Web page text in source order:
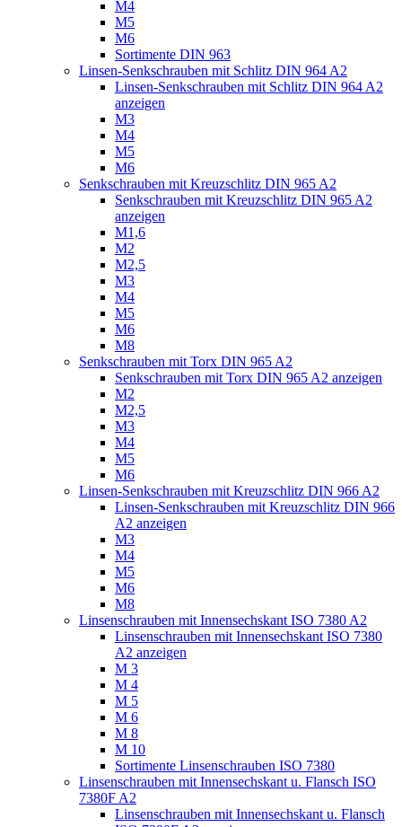
M4
M5
M6
Sortimente DIN 963
Linsen-Senkschrauben mit Schlitz DIN 964 A2
Linsen-Senkschrauben mit Schlitz DIN 964 A2
anzeigen
M3
M4
M5
M6
Senkschrauben mit Kreuzschlitz DIN 965 A2
Senkschrauben mit Kreuzschlitz DIN 965 A2
anzeigen
M1,6
M2
M2,5
M3
M4
M5
M6
M8
Senkschrauben mit Torx DIN 965 A2
Senkschrauben mit Torx DIN 965 A2 anzeigen
M2
M2,5
M3
M4
M5
M6
Linsen-Senkschrauben mit Kreuzschlitz DIN 966 A2
Linsen-Senkschrauben mit Kreuzschlitz DIN 966
A2 anzeigen
M3
M4
M5
M6
M8
Linsenschrauben mit Innensechskant ISO 7380 A2
Linsenschrauben mit Innensechskant ISO 7380
A2 anzeigen
M 3
M 4
M 5
M 6
M 8
M 10
Sortimente Linsenschrauben ISO 7380
Linsenschrauben mit Innensechskant u. Flansch ISO
7380F A2
Linsenschrauben mit Innensechskant u. Flansch